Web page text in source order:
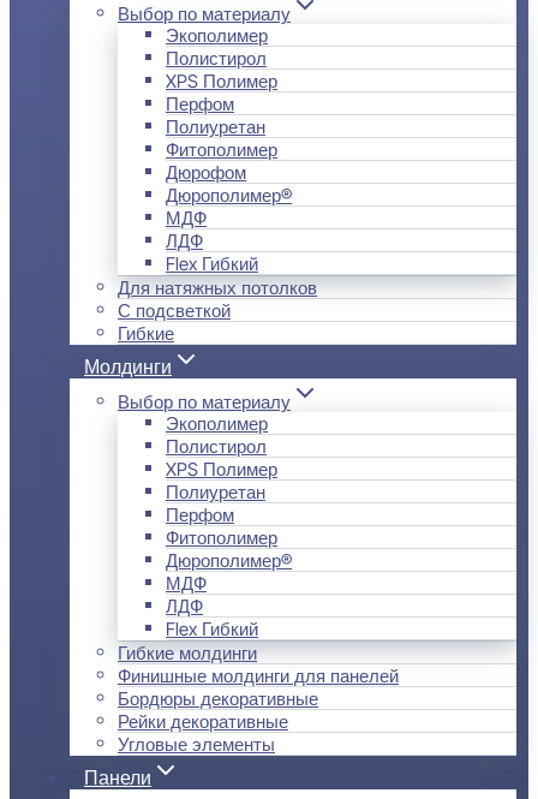
Выбор по материалу
Экополимер
Полистирол
XPS Полимер
Перфом
Полиуретан
Фитополимер
Дюрофом
Дюрополимер®
МДФ
ЛДФ
Flex Гибкий
Для натяжных потолков
С подсветкой
Гибкие
Молдинги
Выбор по материалу
Экополимер
Полистирол
XPS Полимер
Полиуретан
Перфом
Фитополимер
Дюрополимер®
МДФ
ЛДФ
Flex Гибкий
Гибкие молдинги
Финишные молдинги для панелей
Бордюры декоративные
Рейки декоративные
Угловые элементы
Панели